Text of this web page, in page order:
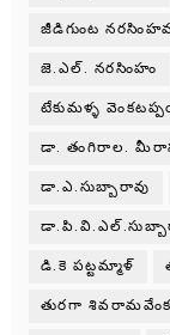
జీడిగుంట
జె.ఎల్. నరసింహం
టేకుమళ్ళ
డా. తంగిరాల.
డా.ఎ.సుబ్బారావు
డి.కె పట్టమ్మాళ్
తురగా